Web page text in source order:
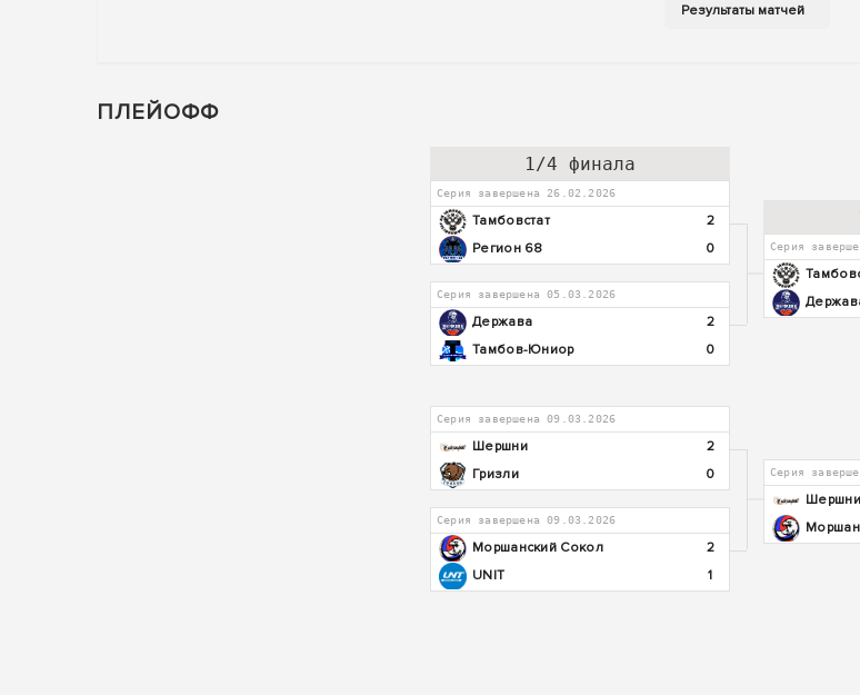
ПЛЕЙОФФ
1/4 финала
Серия завершена 26.02.2026
Тамбовстат
2
Регион 68
0
Серия завершена 05.03.2026
Держава
2
Тамбов-Юниор
0
Серия завершена 09.03.2026
Шершни
2
Гризли
0
Серия завершена 09.03.2026
Моршанский Сокол
2
UNIT
1
Серия
Серия
Шершни